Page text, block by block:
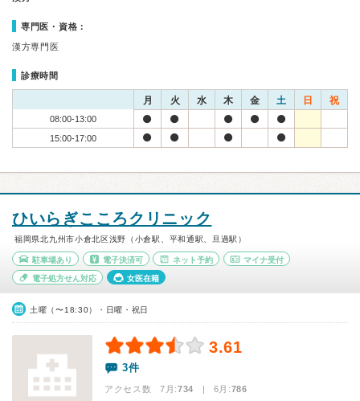
専門医・資格：
漢方専門医
診療時間
月 火 水 木 金 土 日 祝
08:00-13:00
15:00-17:00
ひいらぎこころクリニック
福岡県北九州市小倉北区浅野（小倉駅、平和通駅、旦過駅）
駐車場あり 電子決済可 ネット予約 マイナ受付
電子処方せん対応 女医在籍
土曜（〜18:30）・日曜・祝日
3.61
3件
アクセス数 7月:734 | 6月:786